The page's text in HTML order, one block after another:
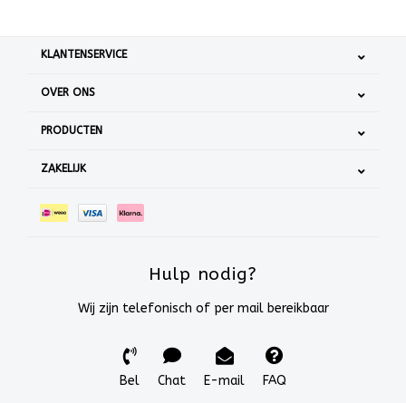
KLANTENSERVICE
OVER ONS
PRODUCTEN
ZAKELIJK
Hulp nodig?
Wij zijn telefonisch of per mail bereikbaar
Bel Chat E-mail FAQ